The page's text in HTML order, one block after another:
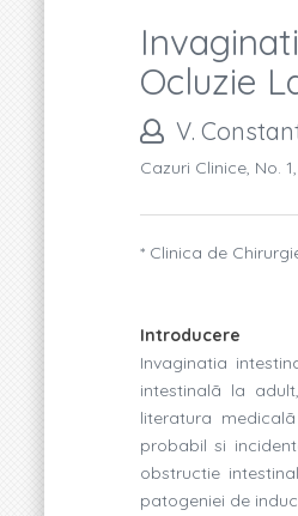
Ocluzie
V.
Cazuri Clinice, No.
* Clinica de
Introducere
Invaginatia
intestinalã la
literatura
probabil si
obstructie
patogeniei de